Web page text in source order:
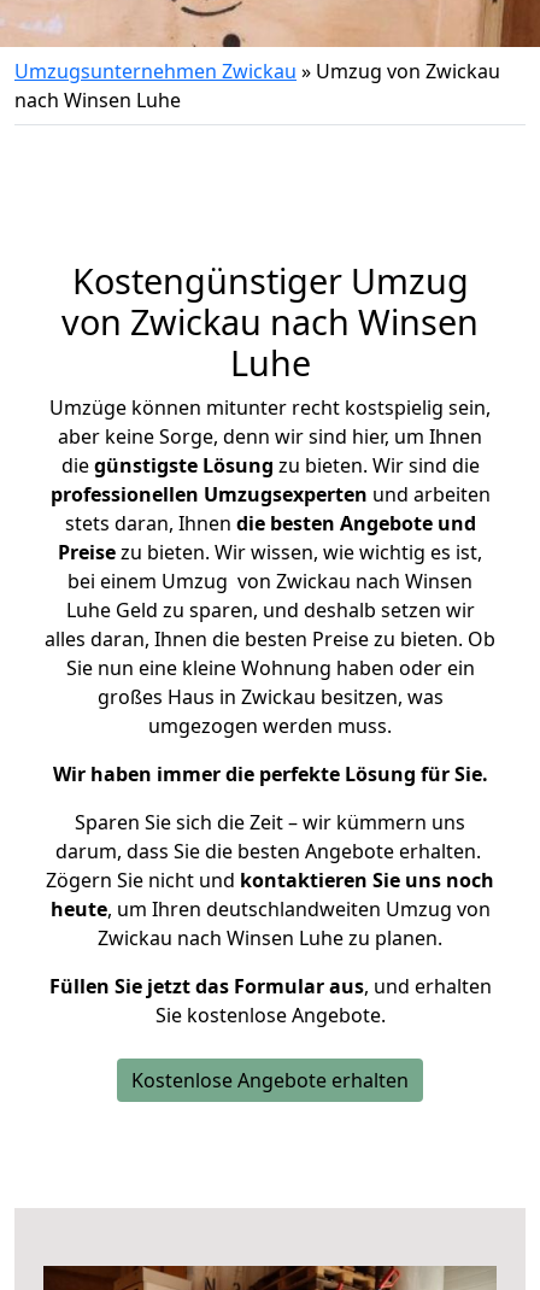
Umzugsunternehmen Zwickau » Umzug von Zwickau
nach Winsen Luhe
Kostengünstiger Umzug
von Zwickau nach Winsen
Luhe
Umzüge können mitunter recht kostspielig sein,
aber keine Sorge, denn wir sind hier, um Ihnen
diegünstigste Lösung zu bieten. Wir sind die
professionellen Umzugsexperten und arbeiten
stets daran, Ihnen die besten Angebote und
Preisezu bieten. Wir wissen, wie wichtig es ist,
bei einem Umzug von Zwickau nach Winsen
Luhe Geld zu sparen, und deshalb setzen wir
alles daran, Ihnen die besten Preise zu bieten. Ob
Sie nun eine kleine Wohnung haben oder ein
großes Haus in Zwickau besitzen, was
umgezogen werden muss.
Wir haben immer die perfekte Lösung für Sie.
Sparen Sie sich die Zeit – wir kümmern uns
darum, dass Sie die besten Angebote erhalten.
Zögern Sie nicht und kontaktieren Sie uns noch
heute, um Ihren deutschlandweiten Umzug von
Zwickau nach Winsen Luhe zu planen.
Füllen Sie jetzt das Formular aus, und erhalten
Sie kostenlose Angebote.
Kostenlose Angebote erhalten